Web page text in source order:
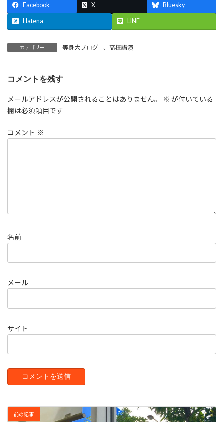
Facebook X Bluesky
Hatena LINE
カテゴリー 等身大ブログ 、 高校講演
コメントを残す
メールアドレスが公開されることはありません。 ※ が付いている
欄は必須項目です
コメント ※
名前
メール
サイト
前の記事